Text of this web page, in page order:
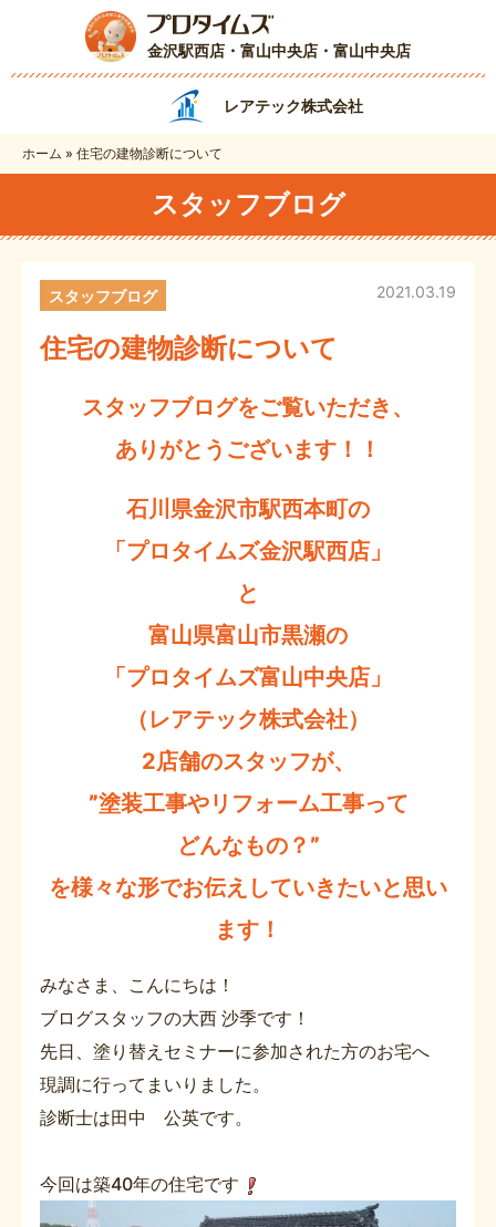
金沢駅西店・富山中央店 ・富山中央店
レアテック株式会社
ホーム » 住宅の建物診断について
スタッフブログ
住宅の建物診断について
2021.03.19
スタッフブログ
スタッフブログをご覧いただき、
ありがとうございます！！
石川県金沢市駅西本町の
「プロタイムズ金沢駅西店」
と
富山県富山市黒瀬の
「プロタイムズ富山中央店」
（レアテック株式会社）
2店舗のスタッフが、
”塗装工事やリフォーム工事って
どんなもの？”
を様々な形でお伝えしていきたいと思い
ます！
みなさま、こんにちは！
ブログスタッフの大西 沙季です！
先日、塗り替えセミナーに参加された方のお宅へ
現調に行ってまいりました。
診断士は田中 公英です。
今回は築40年の住宅です